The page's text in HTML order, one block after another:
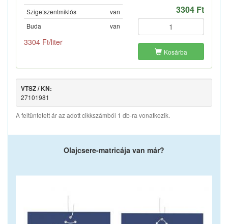
Szigetszentmiklós
van
Buda
van
3304 Ft/liter
3304 Ft
Kosárba
VTSZ / KN:
27101981
A feltüntetett ár az adott cikkszámból 1 db-ra vonatkozik.
Olajcsere-matricája van már?